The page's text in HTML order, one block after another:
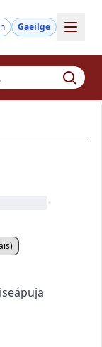
Gaeilge
•
puja